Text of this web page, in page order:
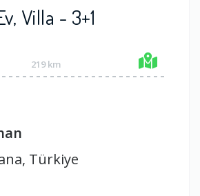
Villa - 3+1
219 km
Türkiye